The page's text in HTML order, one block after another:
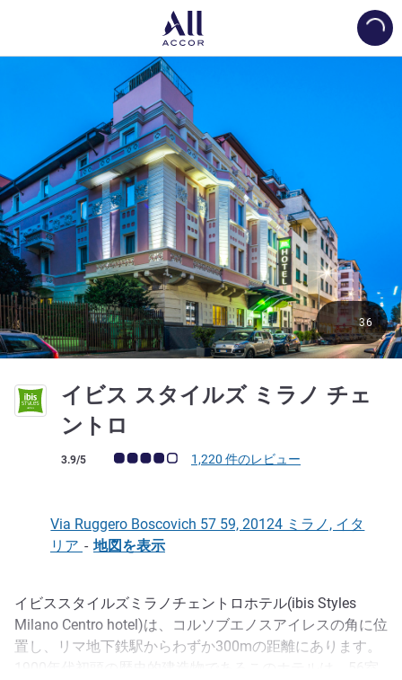
イビス スタイルズ ミラノ チェ
ントロ
お客さまの声 (確認済みレビュー アコーホテルズ)
3.9/5 1,220 件のレビュー
36
Via Ruggero Boscovich 57 59, 20124 ミラノ, イタ
リア - 地図を表示
説明
イビススタイルズミラノチェントロホテル(ibis Styles
Milano Centro hotel)は、コルソブエノスアイレスの角に位
置し、リマ地下鉄駅からわずか300mの距離にあります。